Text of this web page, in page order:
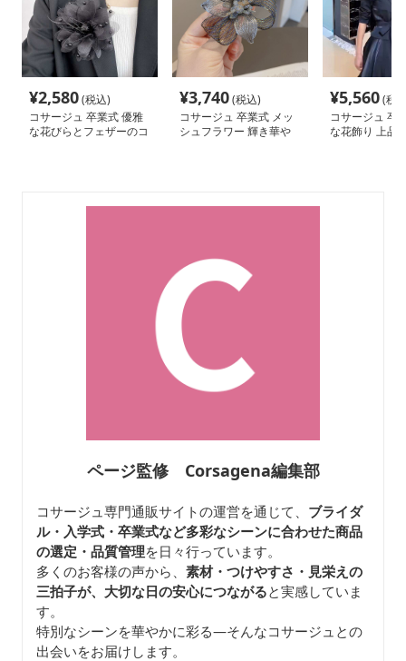
¥2,580(税込)
コサージュ 卒業式 優雅
な花びらとフェザーのコ
¥3,740(税込)
コサージュ 卒業式 メッ
シュフラワー 輝き華や
¥5,560(税
コサージュ 卒
な花飾り 上品
ページ監修 Corsagena編集部
コサージュ専門通販サイトの運営を通じて、 ブライダ
ル・入学式・卒業式など多彩なシーンに合わせた商品
の選定・品質管理を日々行っています。
多くのお客様の声から、 素材・つけやすさ・見栄えの
三拍子が、大切な日の安心につながると実感していま
す。
特別なシーンを華やかに彩る—そんなコサージュとの
出会いをお届けします。